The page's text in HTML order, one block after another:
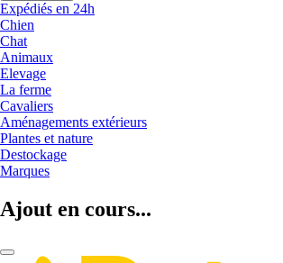
Expédiés en 24h
Chien
Chat
Animaux
Elevage
La ferme
Cavaliers
Aménagements extérieurs
Plantes et nature
Destockage
Marques
Ajout en cours...